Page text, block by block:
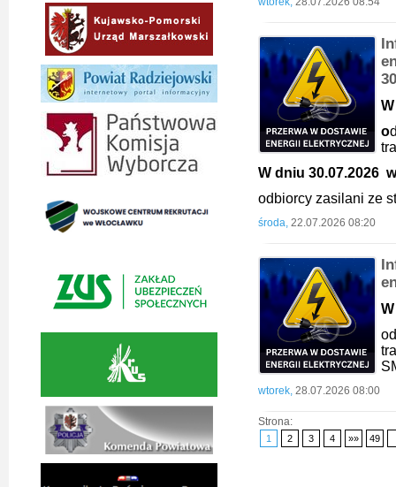
o
W dniu 30.07.2026
odbiorcy zasilani ze
środa, 22.07.2026 08:20
wtorek, 28.07.2026 08:00
Strona:
1 2 3 4 »» 49